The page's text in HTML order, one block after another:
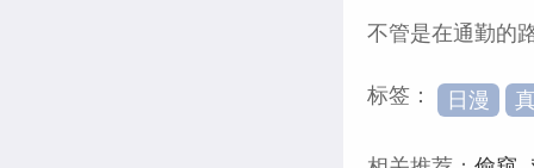
不管是在通勤的
标签： 日漫